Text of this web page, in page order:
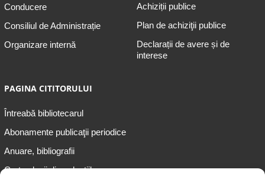
Conducere
Consiliul de Administrație
Organizare internă
Achiziții publice
Plan de achiziţii publice
Declarații de avere și de
interese
PAGINA CITITORULUI
Întreabă bibliotecarul
Abonamente publicaţii periodice
Anuare, bibliografii
Cartea lunii din colecțiile